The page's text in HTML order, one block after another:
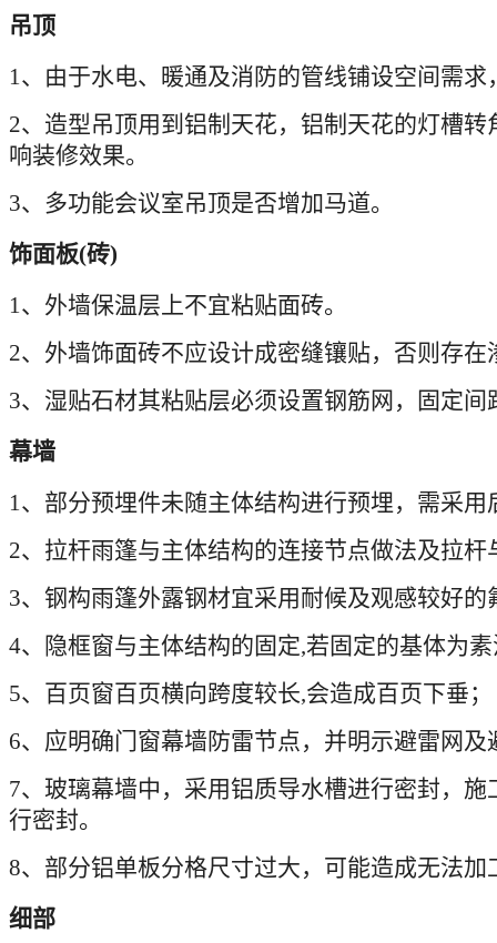
吊顶
1、由于水电、暖通及消防的管线铺设空间需
2、造型吊顶用到铝制天花，铝制天花的灯槽
响装修效果。
3、多功能会议室吊顶是否增加马道。
饰面板(砖)
1、外墙保温层上不宜粘贴面砖。
2、外墙饰面砖不应设计成密缝镶贴，否则存在
3、湿贴石材其粘贴层必须设置钢筋网，固定间
幕墙
1、部分预埋件未随主体结构进行预埋，需采
2、拉杆雨篷与主体结构的连接节点做法及拉
3、钢构雨篷外露钢材宜采用耐候及观感较好的
4、隐框窗与主体结构的固定,若固定的基体为
5、百页窗百页横向跨度较长,会造成百页下垂；
6、应明确门窗幕墙防雷节点，并明示避雷网及
7、玻璃幕墙中，采用铝质导水槽进行密封，
行密封。
8、部分铝单板分格尺寸过大，可能造成无法加
细部